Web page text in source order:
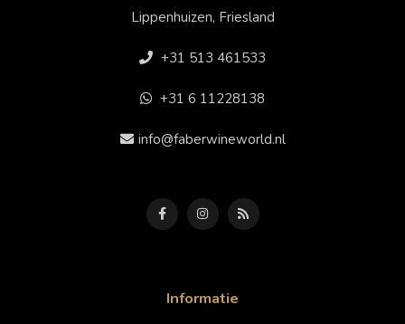
Lippenhuizen, Friesland
+31 513 461533
+31 6 11228138
info@faberwineworld.nl
Informatie